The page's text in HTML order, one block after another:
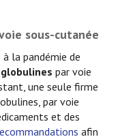
sous-cutanée
la pandémie de
par voie
une seule firme
par voie
et des
afin